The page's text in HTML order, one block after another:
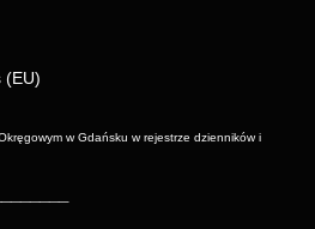
(EU)
w Gdańsku w rejestrze dzienników i